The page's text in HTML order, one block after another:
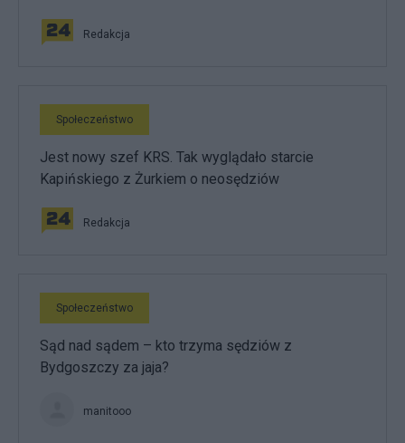
Redakcja
Społeczeństwo
Jest nowy szef KRS. Tak wyglądało starcie
Kapińskiego z Żurkiem o neosędziów
Redakcja
Społeczeństwo
Sąd nad sądem – kto trzyma sędziów z
Bydgoszczy za jaja?
manitooo